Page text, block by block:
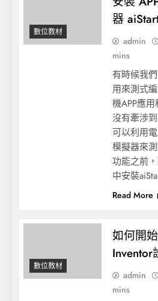
數位教材
器
admin
mins
有時候我
用來測式
機APP應
沒有牽涉
可以利用
模擬器來
功能之前
中安裝
Read More
數位教材
如何開
Inventor
admin
mins